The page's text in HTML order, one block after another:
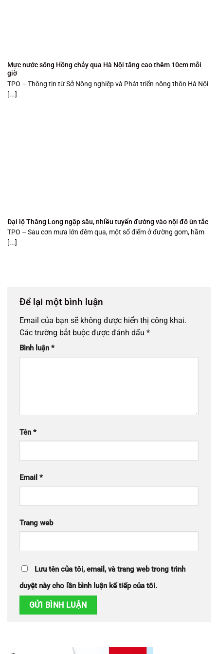
Mực nước sông Hồng chảy qua Hà Nội tăng cao thêm 10cm mỗi
giờ
TPO – Thông tin từ Sở Nông nghiệp và Phát triển nông thôn Hà Nội
[...]
Đại lộ Thăng Long ngập sâu, nhiều tuyến đường vào nội đô ùn tắc
TPO – Sau cơn mưa lớn đêm qua, một số điểm ở đường gom, hầm
[...]
Để lại một bình luận
Email của bạn sẽ không được hiển thị công khai.
Các trường bắt buộc được đánh dấu *
Bình luận *
Tên *
Email *
Trang web
Lưu tên của tôi, email, và trang web trong trình
duyệt này cho lần bình luận kế tiếp của tôi.